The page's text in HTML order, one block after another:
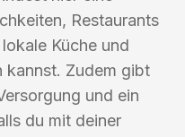
Restaurants
Küche und
kannst. Zudem gibt
und ein
du mit deiner